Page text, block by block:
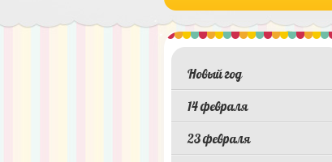
Новый год
14 февраля
23 февраля